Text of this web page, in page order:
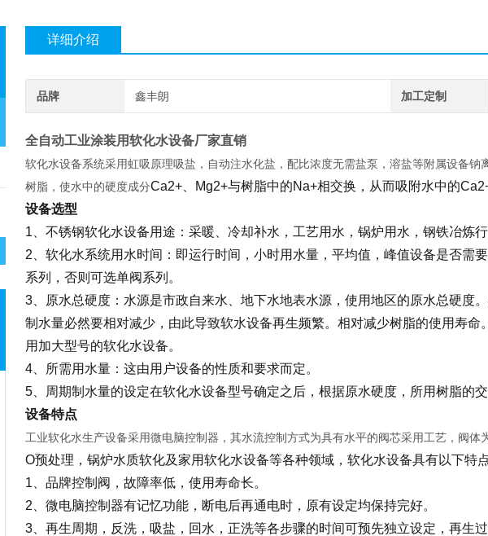
详细介绍
品牌 鑫丰朗 加工定制
全自动工业涂装用软化水设备厂家直销
软化水设备系统采用虹吸原理吸盐，自动注水化盐，配比浓度无需盐泵，溶盐等附属设备
树脂，使水中的硬度成分Ca2+、Mg2+与树脂中的Na+相交换，从而吸附水中的
设备选型
1、不锈钢软化水设备用途：采暖、冷却补水，工艺用水，锅炉用水，钢铁冶炼行
2、软化水系统用水时间：即运行时间，小时用水量，平均值，峰值设备是否需
系列，否则可选单阀系列。
3、原水总硬度：水源是市政自来水、地下水地表水源，使用地区的原水总硬度
制水量必然要相对减少，由此导致软水设备再生频繁。相对减少树脂的使用寿
用加大型号的软化水设备。
4、所需用水量：这由用户设备的性质和要求而定。
5、周期制水量的设定在软化水设备型号确定之后，根据原水硬度，所用树脂的
设备特点
工业软化水生产设备采用微电脑控制器，其水流控制方式为具有水平的阀芯采用工艺，阀
O预处理，锅炉水质软化及家用软化水设备等各种领域，软化水设备具有以下特点
1、品牌控制阀，故障率低，使用寿命长。
2、微电脑控制器有记忆功能，断电后再通电时，原有设定均保持完好。
3、再生周期，反洗，吸盐，回水，正洗等各步骤的时间可预先独立设定，再生过